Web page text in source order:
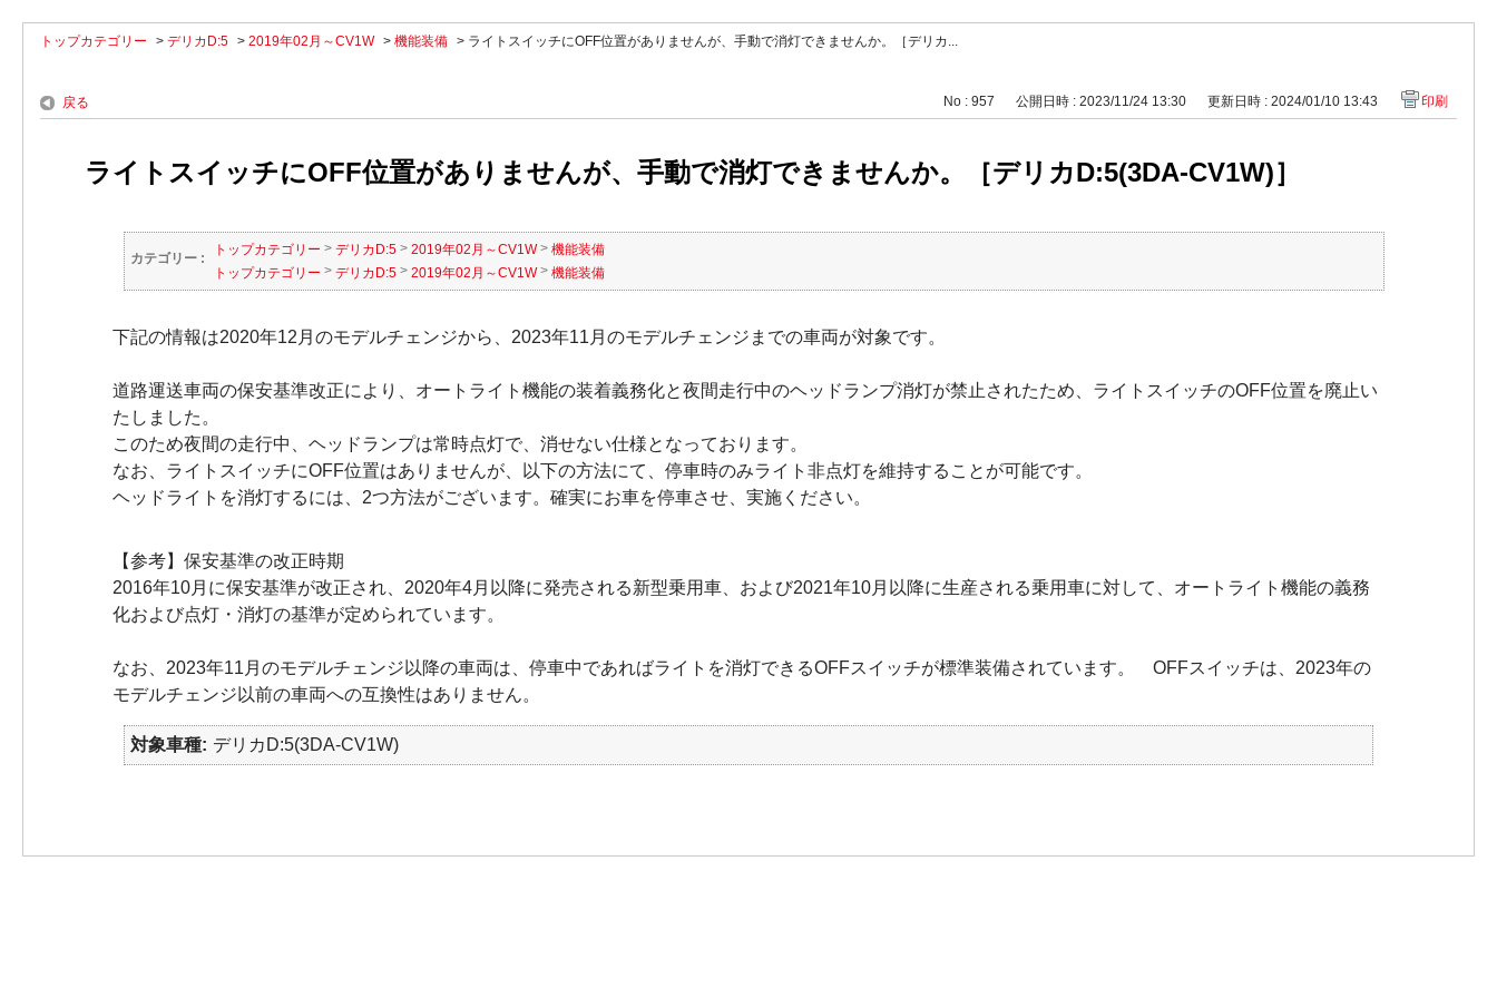
トップカテゴリー > デリカD:5 > 2019年02月～CV1W > 機能装備 > ライトスイッチにOFF位置がありませんが、手動で消灯できませんか。［デリカ...
戻る No : 957 公開日時 : 2023/11/24 13:30 更新日時 : 2024/01/10 13:43 印刷
ライトスイッチにOFF位置がありませんが、手動で消灯できませんか。［デリカD:5(3DA-CV1W)］
カテゴリー :
トップカテゴリー > デリカD:5 > 2019年02月～CV1W> 機能装備
トップカテゴリー > デリカD:5 > 2019年02月～CV1W> 機能装備
下記の情報は2020年12月のモデルチェンジから、2023年11月のモデルチェンジまでの車両が対象です。
道路運送車両の保安基準改正により、オートライト機能の装着義務化と夜間走行中のヘッドランプ消灯が禁止されたため、ライトスイッチのOFF位置を廃止い
たしました。
このため夜間の走行中、ヘッドランプは常時点灯で、消せない仕様となっております。
なお、ライトスイッチにOFF位置はありませんが、以下の方法にて、停車時のみライト非点灯を維持することが可能です。
ヘッドライトを消灯するには、2つ方法がございます。確実にお車を停車させ、実施ください。
【参考】保安基準の改正時期
2016年10月に保安基準が改正され、2020年4月以降に発売される新型乗用車、および2021年10月以降に生産される乗用車に対して、オートライト機能の義務
化および点灯・消灯の基準が定められています。
なお、2023年11月のモデルチェンジ以降の車両は、停車中であればライトを消灯できるOFFスイッチが標準装備されています。 OFFスイッチは、2023年の
モデルチェンジ以前の車両への互換性はありません。
対象車種 デリカD:5(3DA-CV1W)